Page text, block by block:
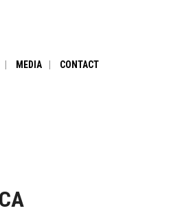
MEDIA CONTACT